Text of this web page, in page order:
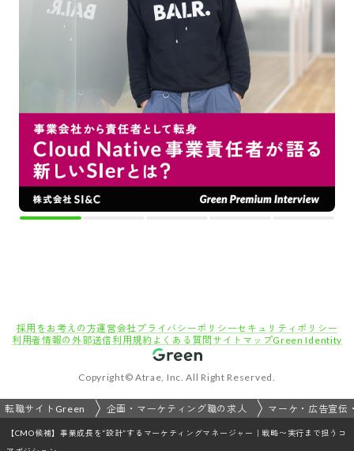
採用をお考えの方運営会社 プライバシーポリシーセキュリティポリシー
利用者情報の外部送信利用規約 よくある質問 サイトマップGreen Identity
Copyright© Atrae, Inc. All Right Reserved.
転職サイトGreen 企画・マーケティング職の求人 マーケ・広告宣伝
【CMO候補】事業成長を“設計”するマーケティングマネージャー｜戦略〜実行まで担うコ